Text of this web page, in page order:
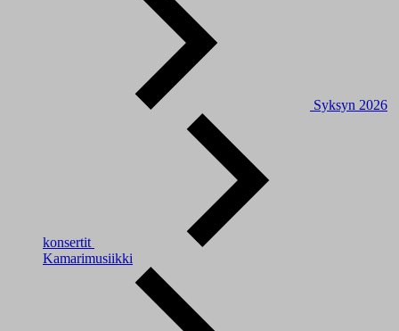
Syksyn 2026
konsertit
Kamarimusiikki